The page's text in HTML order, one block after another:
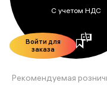
С учетом НДС
Войти для
заказа
Рекомендуемая